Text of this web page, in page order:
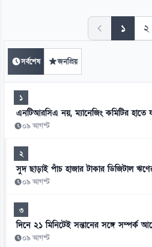
১ ২
সর্বশেষ জনপ্রিয়
১
এনটিআরসিএ নয়, ম্যানেজিং কমিটির হাতে
০৯ আগস্ট
২
সুদ ছাড়াই পাঁচ হাজার টাকার ডিজিটাল
০৯ আগস্ট
৩
দিনে ২১ মিনিটেই সন্তানের সঙ্গে সম্পর্ক
০৯ আগস্ট